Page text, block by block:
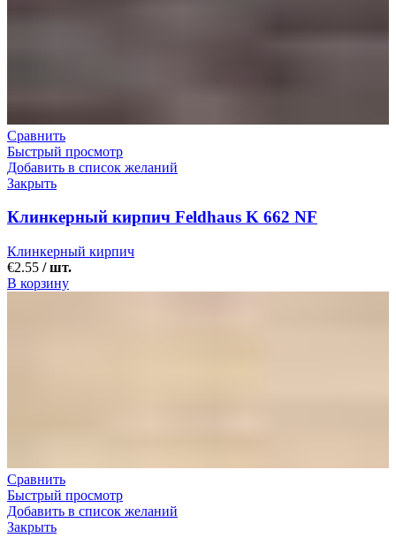
Сравнить
Быстрый просмотр
Добавить в список желаний
Закрыть
Клинкерный кирпич Feldhaus K 662 NF
Клинкерный кирпич
€2.55 / шт.
В корзину
Сравнить
Быстрый просмотр
Добавить в список желаний
Закрыть